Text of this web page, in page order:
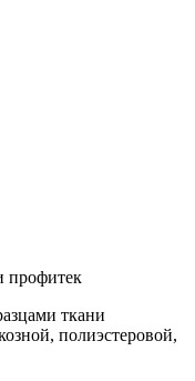
профитек
ткани
полиэстеровой,